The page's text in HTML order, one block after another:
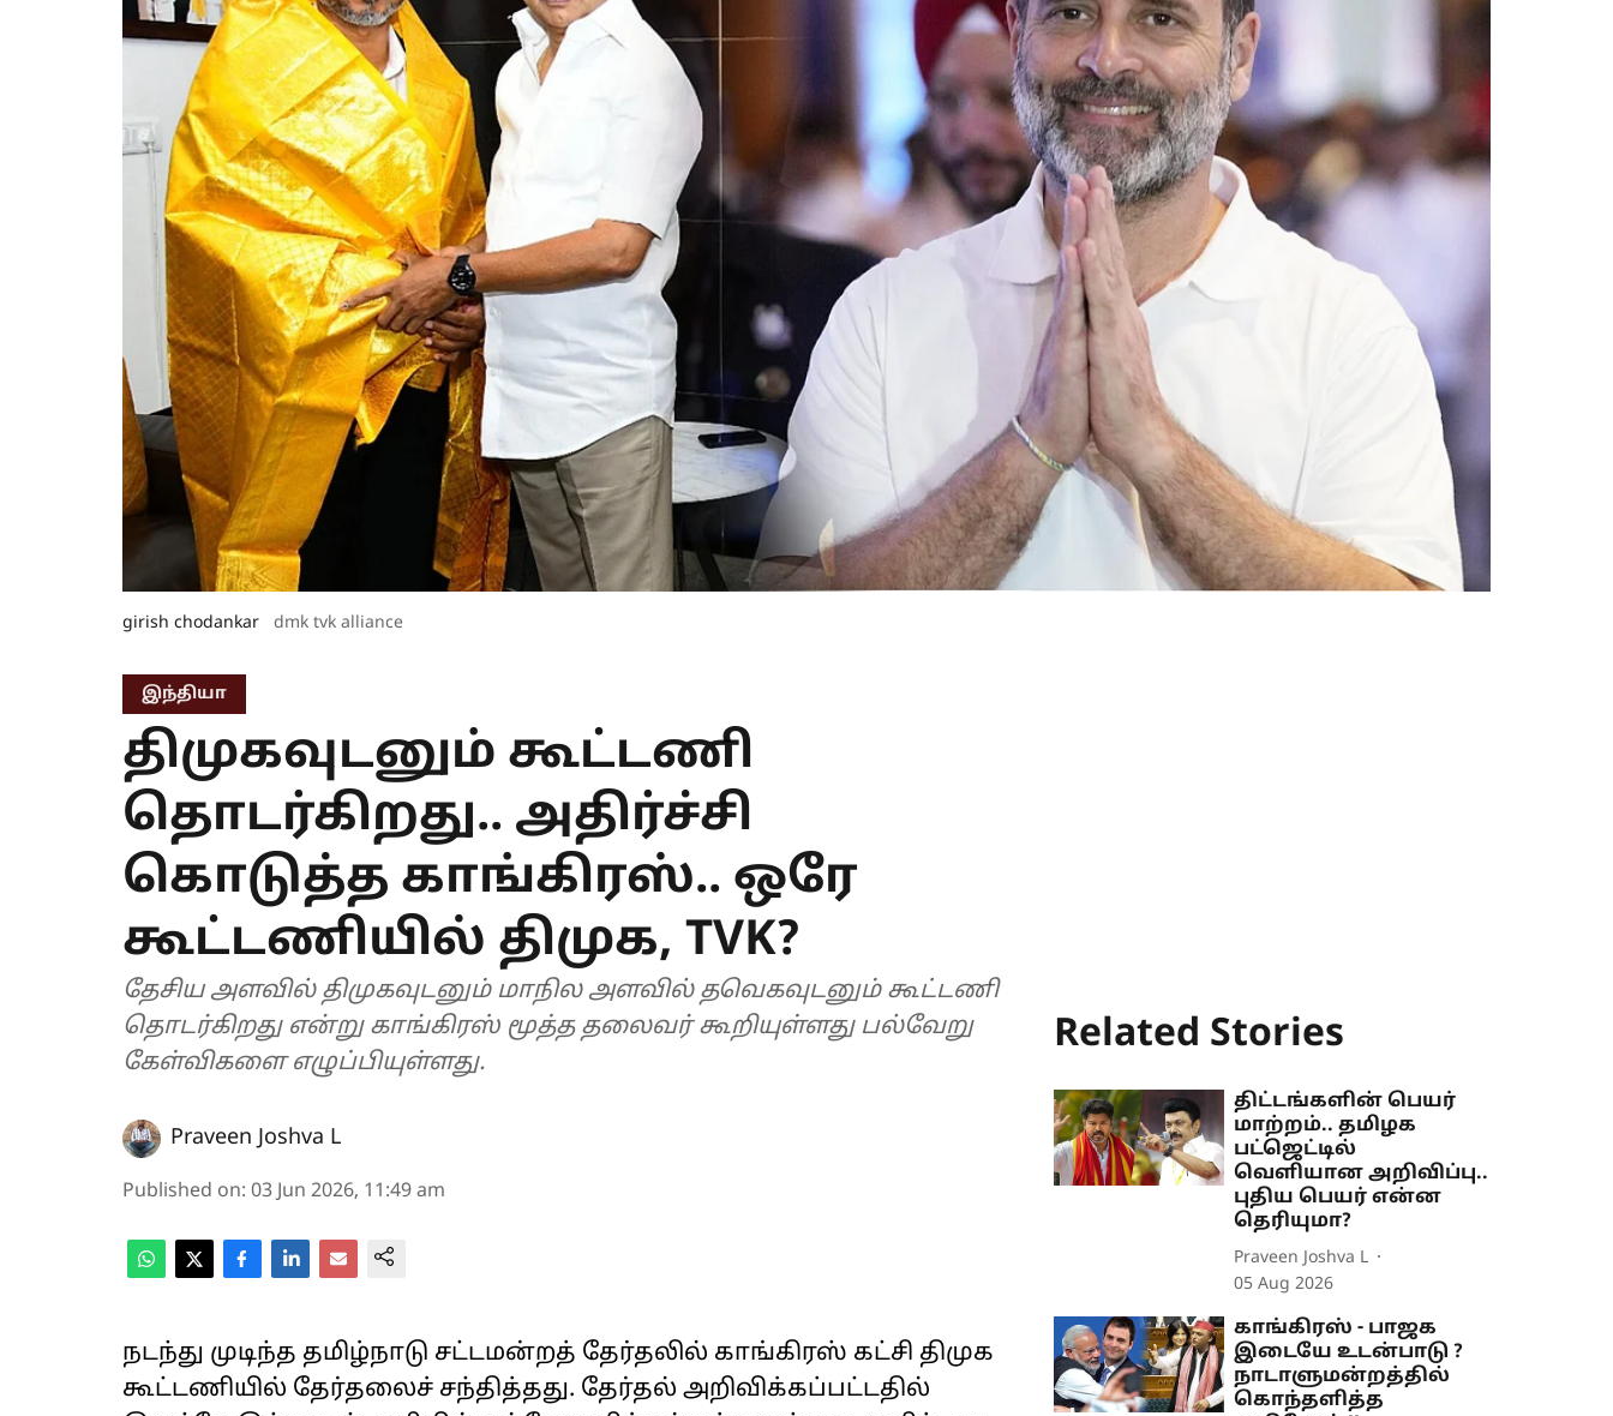
girish chodankar dmk tvk alliance
இந்தியா
திமுகவுடனும் கூட்டணி
தொடர்கிறது.. அதிர்ச்சி
கொடுத்த காங்கிரஸ்.. ஒரே
கூட்டணியில் திமுக, TVK?
தேசிய அளவில் திமுகவுடனும் மாநில அளவில் தவெகவுடனும் கூட்டணி
தொடர்கிறது என்று காங்கிரஸ் மூத்த தலைவர் கூறியுள்ளது பல்வேறு
கேள்விகளை எழுப்பியுள்ளது.
Praveen Joshva L
Published on: 03 Jun 2026, 11:49 am
நடந்து முடிந்த தமிழ்நாடு சட்டமன்றத் தேர்தலில் காங்கிரஸ் கட்சி திமுக
கூட்டணியில் தேர்தலைச் சந்தித்தது. தேர்தல் அறிவிக்கப்பட்டதில்
Related Stories
திட்டங்களின் பெயர்
மாற்றம்.. தமிழக
பட்ஜெட்டில்
வெளியான அறிவிப்பு..
புதிய பெயர் என்ன
தெரியுமா?
Praveen Joshva L
05 Aug 2026
காங்கிரஸ் - பாஜக
இடையே உடன்பாடு ?
நாடாளுமன்றத்தில்
கொந்தளித்த